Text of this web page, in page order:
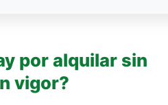
por alquilar sin
vigor?